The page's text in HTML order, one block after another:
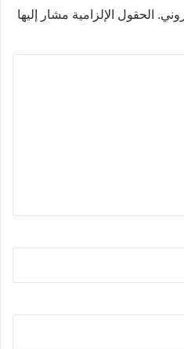
الحقول الإلزامية مشار إليها